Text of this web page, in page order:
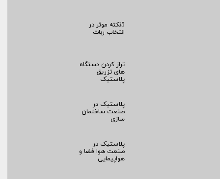
5نکته موثر در
انتخاب ربات
تراز کردن دستگاه
های تزریق
پلاستیک
پلاستیک در
صنعت ساختمان
سازی
پلاستیک در
صنعت هوا فضا و
هواپیمایی